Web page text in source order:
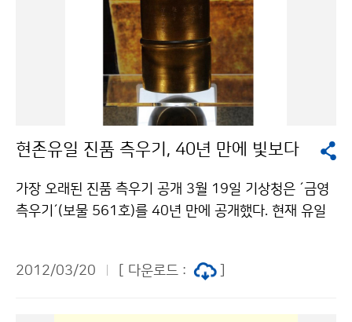
상시설을 방문할 예정이다. 워크숍에는 아시아 5개국(라
오스, 말레이시아, 몽골, 스리랑카, 필리핀), 아프리카 2개
국(에티오피아, 탄자니아)가 참가했다.기상청 이(가) 창작
한 개도국 기상청, 한국에 모이다 저작물은 "공공누리" 출
처표시-상업적이용금지 조건에 따라 이용 할 수 있습니
현존유일 진품 측우기, 40년 만에 빛보다
가장 오래된 진품 측우기 공개 3월 19일 기상청은 ´금영
측우기´(보물 561호)를 40년 만에 공개했다. 현재 유일
일본으로 가져갔다가 1971년 기상청에서 반환받아 보관
2012/03/20 [ 다운로드 :